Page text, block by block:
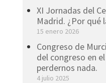
XI Jornadas del
Madrid. ¿Por qué
15 enero 2026
Congreso de
del congreso en
perdernos nada.
4 julio 2025